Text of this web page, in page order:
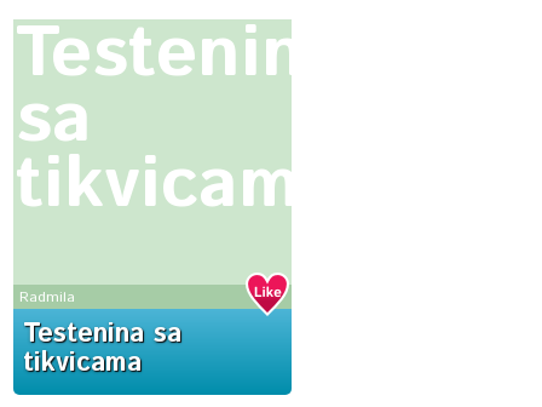
Testenina
sa
tikvicama
Radmila
Testenina sa
tikvicama